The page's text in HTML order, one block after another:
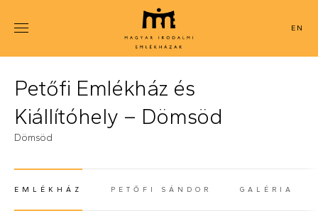
tartalomra
ENGLISH
Petőfi Emlékház és
Kiállítóhely – Dömsöd
Dömsöd
EMLÉKHÁZ
PETŐFI SÁNDOR GALÉRIA